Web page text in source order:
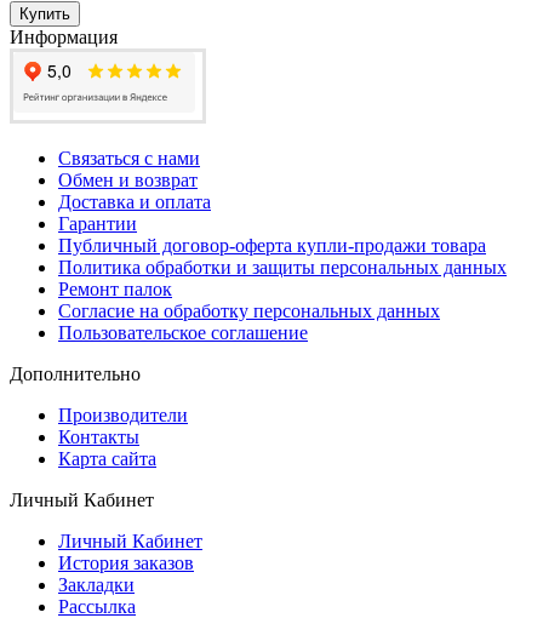
Купить
Информация
Связаться с нами
Обмен и возврат
Доставка и оплата
Гарантии
Публичный договор-оферта купли-продажи товара
Политика обработки и защиты персональных данных
Ремонт палок
Согласие на обработку персональных данных
Пользовательское соглашение
Дополнительно
Производители
Контакты
Карта сайта
Личный Кабинет
Личный Кабинет
История заказов
Закладки
Рассылка